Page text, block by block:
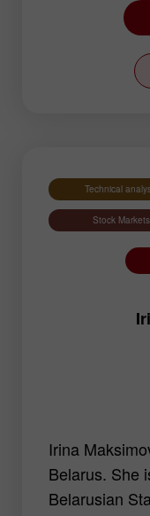
USDCHF
EURNZD
Gold
Technical
Stock Markets
Irina
Belarus. She
Belarusian